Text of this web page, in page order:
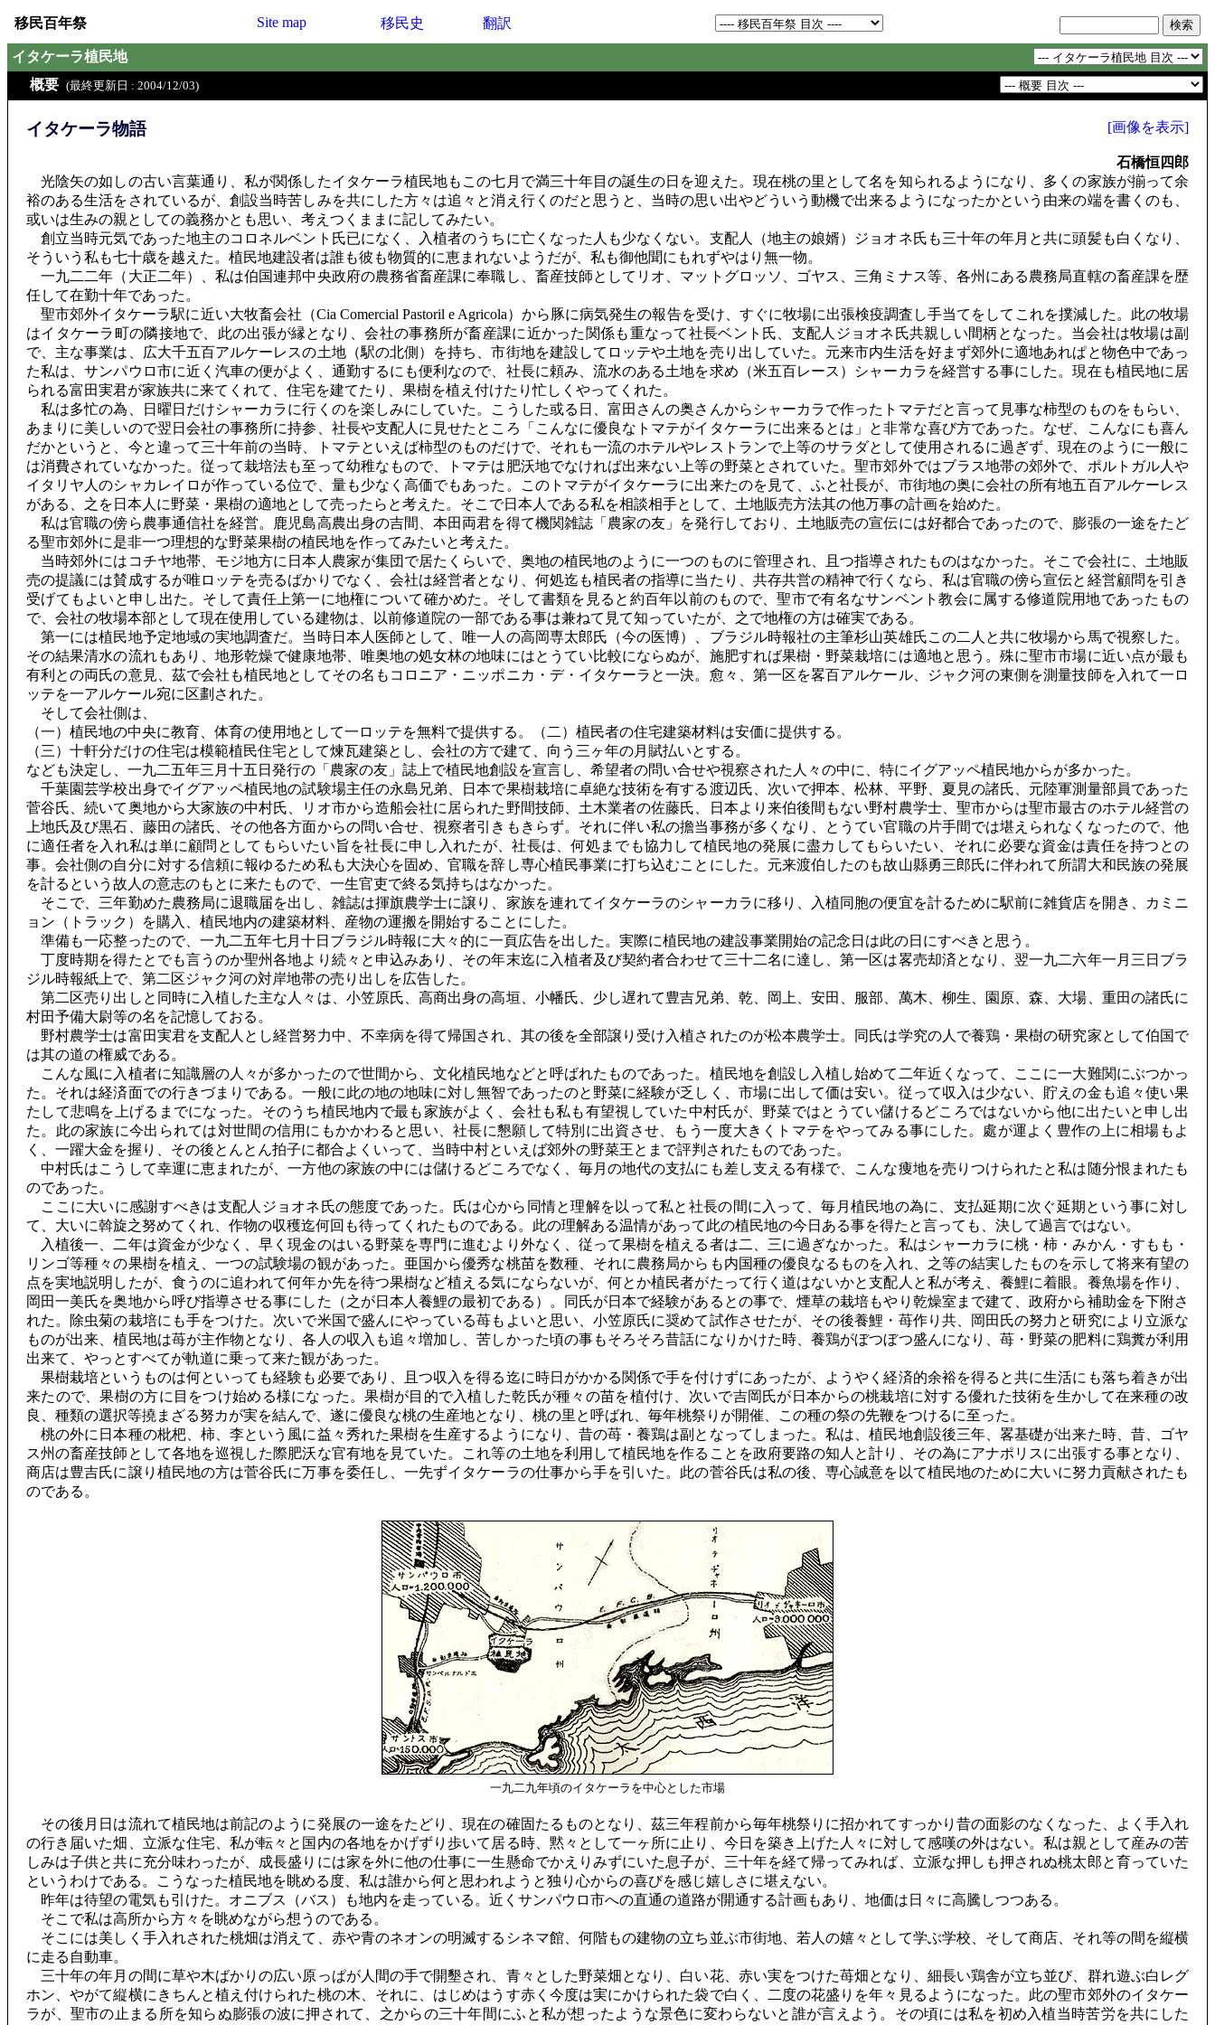
移民百年祭 Site map 移民史 翻訳
イタケーラ植民地
概要 (最終更新日 : 2004/12/03)
イタケーラ物語 [画像を表示]
石橋恒四郎
光陰矢の如しの古い言葉通り、私が関係したイタケーラ植民地もこの七月で満三十年目の誕生の日を迎えた。現在桃の里として名を知られるようになり、多くの家族が揃って余
裕のある生活をされているが、創設当時苦しみを共にした方々は追々と消え行くのだと思うと、当時の思い出やどういう動機で出来るようになったかという由来の端を書くのも、
或いは生みの親としての義務かとも思い、考えつくままに記してみたい。
創立当時元気であった地主のコロネルベント氏已になく、入植者のうちに亡くなった人も少なくない。支配人（地主の娘婿）ジョオネ氏も三十年の年月と共に頭髪も白くなり、
そういう私も七十歳を越えた。植民地建設者は誰も彼も物質的に恵まれないようだが、私も御他聞にもれずやはり無一物。
一九二二年（大正二年）、私は伯国連邦中央政府の農務省畜産課に奉職し、畜産技師としてリオ、マットグロッソ、ゴヤス、三角ミナス等、各州にある農務局直轄の畜産課を歴
任して在勤十年であった。
聖市郊外イタケーラ駅に近い大牧畜会社（Cia Comercial Pastoril e Agricola）から豚に病気発生の報告を受け、すぐに牧場に出張検疫調査し手当てをしてこれを撲減した。此の牧場
はイタケーラ町の隣接地で、此の出張が縁となり、会社の事務所が畜産課に近かった関係も重なって社長ベント氏、支配人ジョオネ氏共親しい間柄となった。当会社は牧場は副
で、主な事業は、広大千五百アルケーレスの土地（駅の北側）を持ち、市街地を建設してロッテや土地を売り出していた。元来市内生活を好まず郊外に適地あれぱと物色中であっ
た私は、サンパウロ市に近く汽車の便がよく、通勤するにも便利なので、社長に頼み、流水のある土地を求め（米五百レース）シャーカラを経営する事にした。現在も植民地に居
られる富田実君が家族共に来てくれて、住宅を建てたり、果樹を植え付けたり忙しくやってくれた。
私は多忙の為、日曜日だけシャーカラに行くのを楽しみにしていた。こうした或る日、富田さんの奥さんからシャーカラで作ったトマテだと言って見事な柿型のものをもらい、
あまりに美しいので翌日会社の事務所に持参、社長や支配人に見せたところ「こんなに優良なトマテがイタケーラに出来るとは」と非常な喜び方であった。なぜ、こんなにも喜ん
だかというと、今と違って三十年前の当時、トマテといえば柿型のものだけで、それも一流のホテルやレストランで上等のサラダとして使用されるに過ぎず、現在のように一般に
は消費されていなかった。従って栽培法も至って幼稚なもので、トマテは肥沃地でなければ出来ない上等の野菜とされていた。聖市郊外ではブラス地帯の郊外で、ポルトガル人や
イタリヤ人のシャカレイロが作っている位で、量も少なく高価でもあった。このトマテがイタケーラに出来たのを見て、ふと社長が、市街地の奥に会社の所有地五百アルケーレス
がある、之を日本人に野菜・果樹の適地として売ったらと考えた。そこで日本人である私を相談相手として、土地販売方法其の他万事の計画を始めた。
私は官職の傍ら農事通信社を経営。鹿児島高農出身の吉間、本田両君を得て機関雑誌「農家の友」を発行しており、土地販売の宣伝には好都合であったので、膨張の一途をたど
る聖市郊外に是非一つ理想的な野菜果樹の植民地を作ってみたいと考えた。
当時郊外にはコチヤ地帯、モジ地方に日本人農家が集団で居たくらいで、奥地の植民地のように一つのものに管理され、且つ指導されたものはなかった。そこで会社に、土地販
売の提議には賛成するが唯ロッテを売るばかりでなく、会社は経営者となり、何処迄も植民者の指導に当たり、共存共営の精神で行くなら、私は官職の傍ら宣伝と経営顧問を引き
受げてもよいと申し出た。そして責任上第一に地権について確かめた。そして書類を見ると約百年以前のもので、聖市で有名なサンベント教会に属する修道院用地であったもの
で、会社の牧場本部として現在使用している建物は、以前修道院の一部である事は兼ねて見て知っていたが、之で地権の方は確実である。
第一には植民地予定地域の実地調査だ。当時日本人医師として、唯一人の高岡専太郎氏（今の医博）、ブラジル時報社の主筆杉山英雄氏この二人と共に牧場から馬で視察した。
その結果清水の流れもあり、地形乾燥で健康地帯、唯奥地の処女林の地味にはとうてい比較にならぬが、施肥すれば果樹・野菜栽培には適地と思う。殊に聖市市場に近い点が最も
有利との両氏の意見、茲で会社も植民地としてその名もコロニア・ニッポニカ・デ・イタケーラと一決。愈々、第一区を畧百アルケール、ジャク河の東側を測量技師を入れて一ロ
ッテを一アルケール宛に区劃された。
そして会社側は、
（一）植民地の中央に教育、体育の使用地として一ロッテを無料で提供する。（二）植民者の住宅建築材料は安価に提供する。
（三）十軒分だけの住宅は模範植民住宅として煉瓦建築とし、会社の方で建て、向う三ヶ年の月賦払いとする。
なども決定し、一九二五年三月十五日発行の「農家の友」誌上で植民地創設を宣言し、希望者の問い合せや視察された人々の中に、特にイグアッペ植民地からが多かった。
千葉園芸学校出身でイグアッペ植民地の試験場主任の永島兄弟、日本で果樹栽培に卓絶な技術を有する渡辺氏、次いで押本、松林、平野、夏見の諸氏、元陸軍測量部員であった
菅谷氏、続いて奥地から大家族の中村氏、リオ市から造船会社に居られた野間技師、土木業者の佐藤氏、日本より来伯後間もない野村農学士、聖市からは聖市最古のホテル経営の
上地氏及び黒石、藤田の諸氏、その他各方面からの問い合せ、視察者引きもきらず。それに伴い私の擔当事務が多くなり、とうてい官職の片手間では堪えられなくなったので、他
に適任者を入れ私は単に顧問としてもらいたい旨を社長に申し入れたが、社長は、何処までも協力して植民地の発展に盡カしてもらいたい、それに必要な資金は責任を持つとの
事。会社側の自分に対する信頼に報ゆるため私も大決心を固め、官職を辞し専心植民事業に打ち込むことにした。元来渡伯したのも故山縣勇三郎氏に伴われて所謂大和民族の発展
を計るという故人の意志のもとに来たもので、一生官吏で終る気持ちはなかった。
そこで、三年勤めた農務局に退職届を出し、雑誌は揮旗農学士に譲り、家族を連れてイタケーラのシャーカラに移り、入植同胞の便宜を計るために駅前に雑貨店を開き、カミニ
ョン（トラック）を購入、植民地内の建築材料、産物の運搬を開始することにした。
準備も一応整ったので、一九二五年七月十日ブラジル時報に大々的に一頁広告を出した。実際に植民地の建設事業開始の記念日は此の日にすべきと思う。
丁度時期を得たとでも言うのか聖州各地より続々と申込みあり、その年末迄に入植者及び契約者合わせて三十二名に達し、第一区は畧売却済となり、翌一九二六年一月三日ブラ
ジル時報紙上で、第二区ジャク河の対岸地帯の売り出しを広告した。
第二区売り出しと同時に入植した主な人々は、小笠原氏、高商出身の高垣、小幡氏、少し遅れて豊吉兄弟、乾、岡上、安田、服部、萬木、柳生、園原、森、大場、重田の諸氏に
村田予備大尉等の名を記憶しておる。
野村農学士は富田実君を支配人とし経営努力中、不幸病を得て帰国され、其の後を全部譲り受け入植されたのが松本農学士。同氏は学究の人で養鶏・果樹の研究家として伯国で
は其の道の権威である。
こんな風に入植者に知識層の人々が多かったので世間から、文化植民地などと呼ばれたものであった。植民地を創設し入植し始めて二年近くなって、ここに一大難関にぶつかっ
た。それは経済面での行きづまりである。一般に此の地の地味に対し無智であったのと野菜に経験が乏しく、市場に出して価は安い。従って収入は少ない、貯えの金も追々使い果
たして悲鳴を上げるまでになった。そのうち植民地内で最も家族がよく、会社も私も有望視していた中村氏が、野菜ではとうてい儲けるどころではないから他に出たいと申し出
た。此の家族に今出られては対世間の信用にもかかわると思い、社長に懇願して特別に出資させ、もう一度大きくトマテをやってみる事にした。處が運よく豊作の上に相場もよ
く、一躍大金を握り、その後とんとん拍子に都合よくいって、当時中村といえば郊外の野菜王とまで評判されたものであった。
中村氏はこうして幸運に恵まれたが、一方他の家族の中には儲けるどころでなく、毎月の地代の支払にも差し支える有様で、こんな痩地を売りつけられたと私は随分恨まれたも
のであった。
ここに大いに感謝すべきは支配人ジョオネ氏の態度であった。氏は心から同情と理解を以って私と社長の間に入って、毎月植民地の為に、支払延期に次ぐ延期という事に対し
て、大いに斡旋之努めてくれ、作物の収穫迄何回も待ってくれたものである。此の理解ある温情があって此の植民地の今日ある事を得たと言っても、決して過言ではない。
入植後一、二年は資金が少なく、早く現金のはいる野菜を専門に進むより外なく、従って果樹を植える者は二、三に過ぎなかった。私はシャーカラに桃・柿・みかん・すもも・
リンゴ等種々の果樹を植え、一つの試験場の観があった。亜国から優秀な桃苗を数種、それに農務局からも内国種の優良なるものを入れ、之等の結実したものを示して将来有望の
点を実地説明したが、食うのに追われて何年か先を待つ果樹など植える気にならないが、何とか植民者がたって行く道はないかと支配人と私が考え、養鯉に着眼。養魚場を作り、
岡田一美氏を奥地から呼び指導させる事にした（之が日本人養鯉の最初である）。同氏が日本で経験があるとの事で、煙草の栽培もやり乾燥室まで建て、政府から補助金を下附さ
れた。除虫菊の栽培にも手をつけた。次いで米国で盛んにやっている苺もよいと思い、小笠原氏に奨めて試作させたが、その後養鯉・苺作り共、岡田氏の努力と研究により立派な
ものが出来、植民地は苺が主作物となり、各人の収入も追々増加し、苦しかった頃の事もそろそろ昔話になりかけた時、養鶏がぼつぼつ盛んになり、苺・野菜の肥料に鶏糞が利用
出来て、やっとすべてが軌道に乗って来た観があった。
果樹栽培というものは何といっても経験も必要であり、且つ収入を得る迄に時日がかかる関係で手を付けずにあったが、ようやく経済的余裕を得ると共に生活にも落ち着きが出
来たので、果樹の方に目をつけ始める様になった。果樹が目的で入植した乾氏が種々の苗を植付け、次いで吉岡氏が日本からの桃栽培に対する優れた技術を生かして在来種の改
良、種類の選択等撓まざる努カが実を結んで、遂に優良な桃の生産地となり、桃の里と呼ばれ、毎年桃祭りが開催、この種の祭の先鞭をつけるに至った。
桃の外に日本種の枇杷、柿、李という風に益々秀れた果樹を生産するようになり、昔の苺・養鶏は副となってしまった。私は、植民地創設後三年、畧基礎が出来た時、昔、ゴヤ
ス州の畜産技師として各地を巡視した際肥沃な官有地を見ていた。これ等の土地を利用して植民地を作ることを政府要路の知人と計り、その為にアナポリスに出張する事となり、
商店は豊吉氏に譲り植民地の方は菅谷氏に万事を委任し、一先ずイタケーラの仕事から手を引いた。此の菅谷氏は私の後、専心誠意を以て植民地のために大いに努力貢献されたも
のである。
一九二九年頃のイタケーラを中心とした市場
その後月日は流れて植民地は前記のように発展の一途をたどり、現在の確固たるものとなり、茲三年程前から毎年桃祭りに招かれてすっかり昔の面影のなくなった、よく手入れ
の行き届いた畑、立派な住宅、私が転々と国内の各地をかげずり歩いて居る時、黙々として一ヶ所に止り、今日を築き上げた人々に対して感嘆の外はない。私は親として産みの苦
しみは子供と共に充分味わったが、成長盛りには家を外に他の仕事に一生懸命でかえりみずにいた息子が、三十年を経て帰ってみれば、立派な押しも押されぬ桃太郎と育っていた
というわけである。こうなった植民地を眺める度、私は誰から何と思われようと独り心からの喜びを感じ嬉しさに堪えない。
昨年は待望の電気も引けた。オニブス（バス）も地内を走っている。近くサンパウロ市への直通の道路が開通する計画もあり、地価は日々に高騰しつつある。
そこで私は高所から方々を眺めながら想うのである。
そこには美しく手入れされた桃畑は消えて、赤や青のネオンの明滅するシネマ館、何階もの建物の立ち並ぶ市街地、若人の嬉々として学ぶ学校、そして商店、それ等の間を縦横
に走る自動車。
三十年の年月の間に草や木ばかりの広い原っぱが人間の手で開墾され、青々とした野菜畑となり、白い花、赤い実をつけた苺畑となり、細長い鶏舎が立ち並び、群れ遊ぶ白レグ
ホン、やがて縦横にきちんと植え付けられた桃の木、それに、はじめはうす赤く今度は実にかけられた袋で白く、二度の花盛りを年々見るようになった。此の聖市郊外のイタケー
ラが、聖市の止まる所を知らぬ膨張の波に押されて、之からの三十年間にふと私が想ったような景色に変わらないと誰が言えよう。その頃には私を初め入植当時苦労を共にした